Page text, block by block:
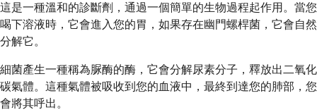
這是一種溫和的診斷劑，通過一個簡單的生物過程起作用。當您
喝下溶液時，它會進入您的胃，如果存在幽門螺桿菌，它會自然
分解它。
細菌產生一種稱為脲酶的酶，它會分解尿素分子，釋放出二氧化
碳氣體。這種氣體被吸收到您的血液中，最終到達您的肺部，您
會將其呼出。